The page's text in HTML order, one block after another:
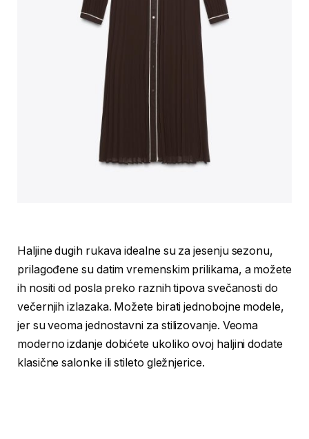
Haljine dugih rukava idealne su za jesenju sezonu,
prilagođene su datim vremenskim prilikama, a možete
ih nositi od posla preko raznih tipova svečanosti do
večernjih izlazaka. Možete birati jednobojne modele,
jer su veoma jednostavni za stilizovanje. Veoma
moderno izdanje dobićete ukoliko ovoj haljini dodate
klasične salonke ili stileto gležnjerice.